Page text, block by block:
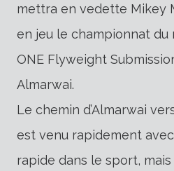
mettra en vedette Mikey
en jeu le championnat
ONE Flyweight
Almarwai.
Le chemin d’Almarwai
est venu rapidement
rapide dans le sport,